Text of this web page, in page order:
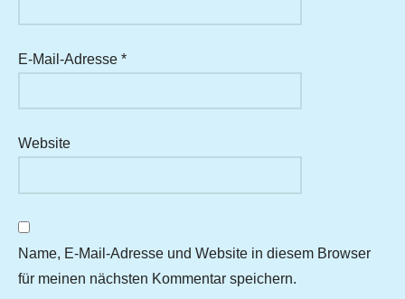
E-Mail-Adresse *
Website
Name, E-Mail-Adresse und Website in diesem Browser
für meinen nächsten Kommentar speichern.